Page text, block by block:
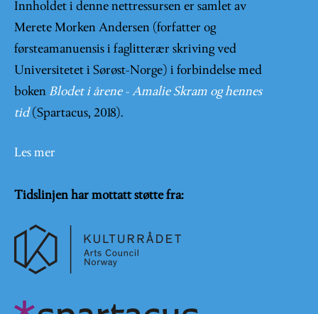
Innholdet i denne nettressursen er samlet av
Merete Morken Andersen (forfatter og
førsteamanuensis i faglitterær skriving ved
Universitetet i Sørøst-Norge) i forbindelse med
boken Blodet i årene - Amalie Skram og hennes
tid (Spartacus, 2018).
Les mer
Tidslinjen har mottatt støtte fra: